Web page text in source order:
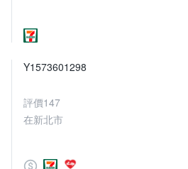
Y1573601298
評價147
在新北市